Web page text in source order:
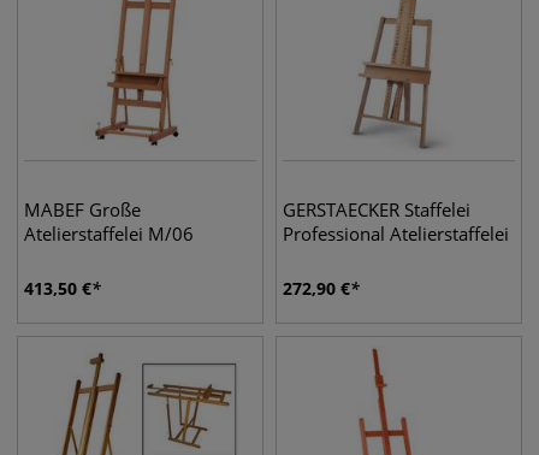
MABEF Große
Atelierstaffelei M/06
413,50 €
GERSTAECKER Staffelei
Professional Atelierstaffelei
272,90 €